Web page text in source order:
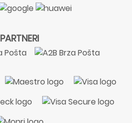
PARTNERI